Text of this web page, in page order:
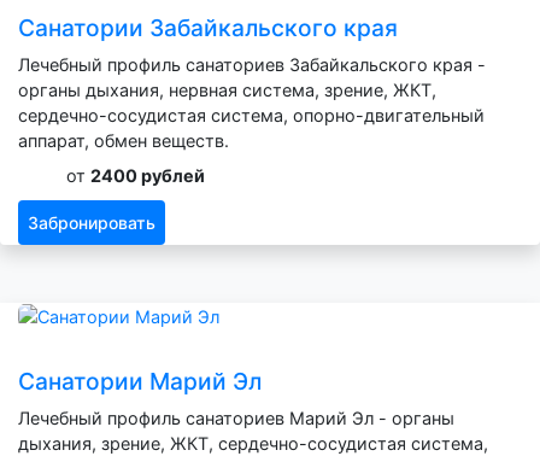
Санатории Забайкальского края
Лечебный профиль санаториев Забайкальского края -
органы дыхания, нервная система, зрение, ЖКТ,
сердечно-сосудистая система, опорно-двигательный
аппарат, обмен веществ.
от 2400 рублей
Забронировать
Санатории Марий Эл
Лечебный профиль санаториев Марий Эл - органы
дыхания, зрение, ЖКТ, сердечно-сосудистая система,